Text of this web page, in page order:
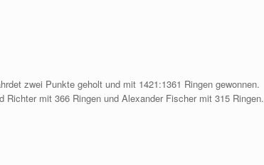
zwei Punkte geholt und mit 1421:1361 Ringen gewonnen.
mit 366 Ringen und Alexander Fischer mit 315 Ringen.